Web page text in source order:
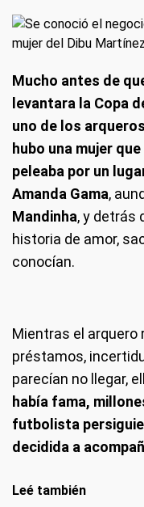
Mucho antes de
levantara la Copa
uno de los
hubo una mujer
peleaba por un
Amanda Gama,
Mandinha, y detrás
historia de amor,
conocían.
Mientras el arquero
préstamos,
parecían no llegar,
había fama,
futbolista
decidida a
Leé también